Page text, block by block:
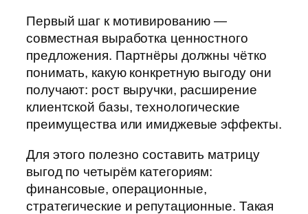
Первый шаг к мотивированию —
совместная выработка ценностного
предложения. Партнёры должны чётко
понимать, какую конкретную выгоду они
получают: рост выручки, расширение
клиентской базы, технологические
преимущества или имиджевые эффекты.
Для этого полезно составить матрицу
выгод по четырём категориям:
финансовые, операционные,
стратегические и репутационные. Такая